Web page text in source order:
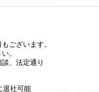
ございます。
。
、法定通り
退社可能